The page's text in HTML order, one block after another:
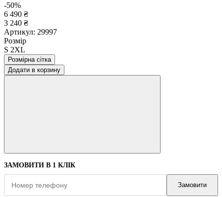
-50%
6 490 ₴
3 240 ₴
Артикул: 29997
Розмір
S 2XL
Розмірна сітка
Додати в корзину
ЗАМОВИТИ В 1 КЛІК
Замовити